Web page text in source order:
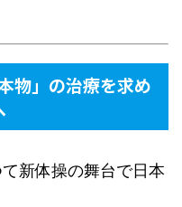
物」の治療を求め
新体操の舞台で日本